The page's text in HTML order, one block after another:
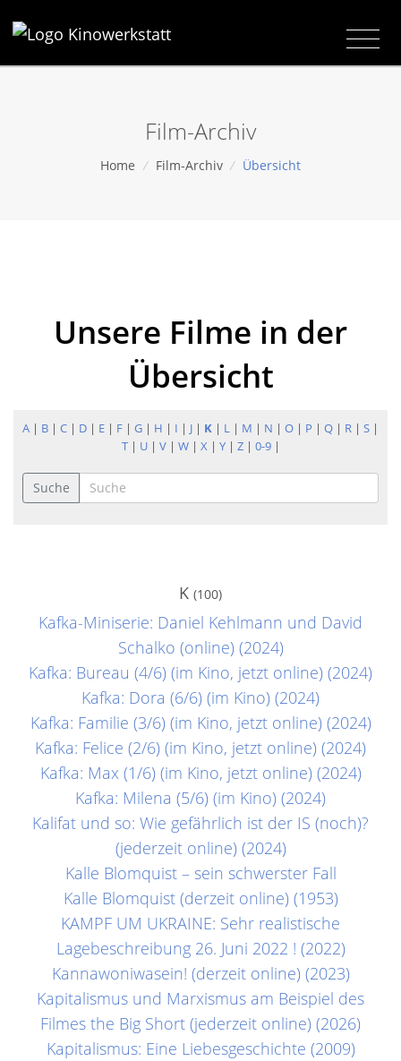
Film-Archiv
Home / Film-Archiv / Übersicht
Unsere Filme in der
Übersicht
A | B | C | D | E | F | G | H | I | J | K | L | M | N | O | P | Q | R | S |
T | U | V | W | X | Y | Z | 0-9|
Suche
K (100)
Kafka-Miniserie: Daniel Kehlmann und David
Schalko (online) (2024)
Kafka: Bureau (4/6) (im Kino, jetzt online) (2024)
Kafka: Dora (6/6) (im Kino) (2024)
Kafka: Familie (3/6) (im Kino, jetzt online) (2024)
Kafka: Felice (2/6) (im Kino, jetzt online) (2024)
Kafka: Max (1/6) (im Kino, jetzt online) (2024)
Kafka: Milena (5/6) (im Kino) (2024)
Kalifat und so: Wie gefährlich ist der IS (noch)?
(jederzeit online) (2024)
Kalle Blomquist – sein schwerster Fall
Kalle Blomquist (derzeit online) (1953)
KAMPF UM UKRAINE: Sehr realistische
Lagebeschreibung 26. Juni 2022 ! (2022)
Kannawoniwasein! (derzeit online) (2023)
Kapitalismus und Marxismus am Beispiel des
Filmes the Big Short (jederzeit online) (2026)
Kapitalismus: Eine Liebesgeschichte (2009)